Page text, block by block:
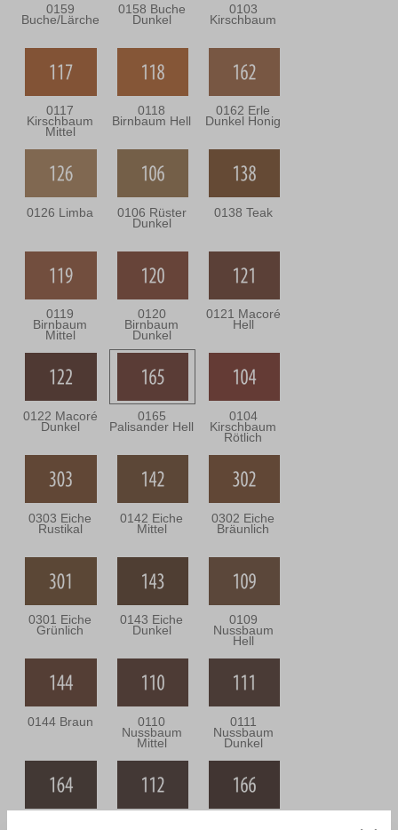
0159
Buche/Lärche
0158 Buche
Dunkel
0103
Kirschbaum
0117
Kirschbaum
Mittel
0118
Birnbaum Hell
0162 Erle
Dunkel Honig
0126 Limba 0106 Rüster
Dunkel
0138 Teak
0119
Birnbaum
Mittel
0120
Birnbaum
Dunkel
0121 Macoré
Hell
0122 Macoré
Dunkel
0165
Palisander Hell
0104
Kirschbaum
Rötlich
0303 Eiche
Rustikal
0142 Eiche
Mittel
0302 Eiche
Bräunlich
0301 Eiche
Grünlich
0143 Eiche
Dunkel
0109
Nussbaum
Hell
0144 Braun 0110
Nussbaum
Mittel
0111
Nussbaum
Dunkel